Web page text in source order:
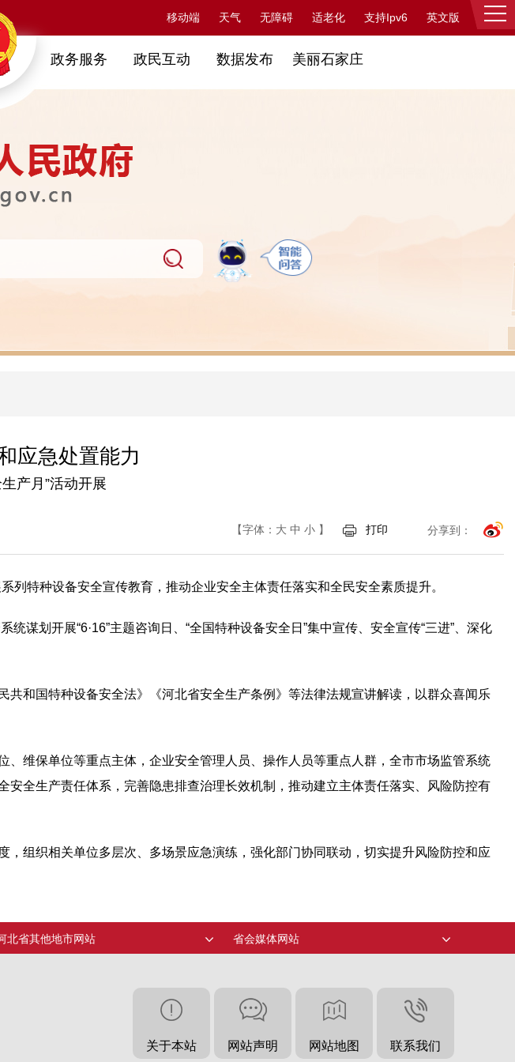
移动端 天气 无障碍 适老化 支持Ipv6 英文版 登录
政务服务 政民互动 数据发布 美丽石家庄
应急处置能力
产月”活动开展
【字体： 大 中 小 】 打印 分享到：
列特种设备安全宣传教育，推动企业安全主体责任落实和全民安全素质提升。
谋划开展“6·16”主题咨询日、“全国特种设备安全日”集中宣传、安全宣传“三进”、深化
和国特种设备安全法》《河北省安全生产条例》等法律法规宣讲解读，以群众喜闻乐
维保单位等重点主体，企业安全管理人员、操作人员等重点人群，全市市场监管系统
全生产责任体系，完善隐患排查治理长效机制，推动建立主体责任落实、风险防控有
组织相关单位多层次、多场景应急演练，强化部门协同联动，切实提升风险防控和应